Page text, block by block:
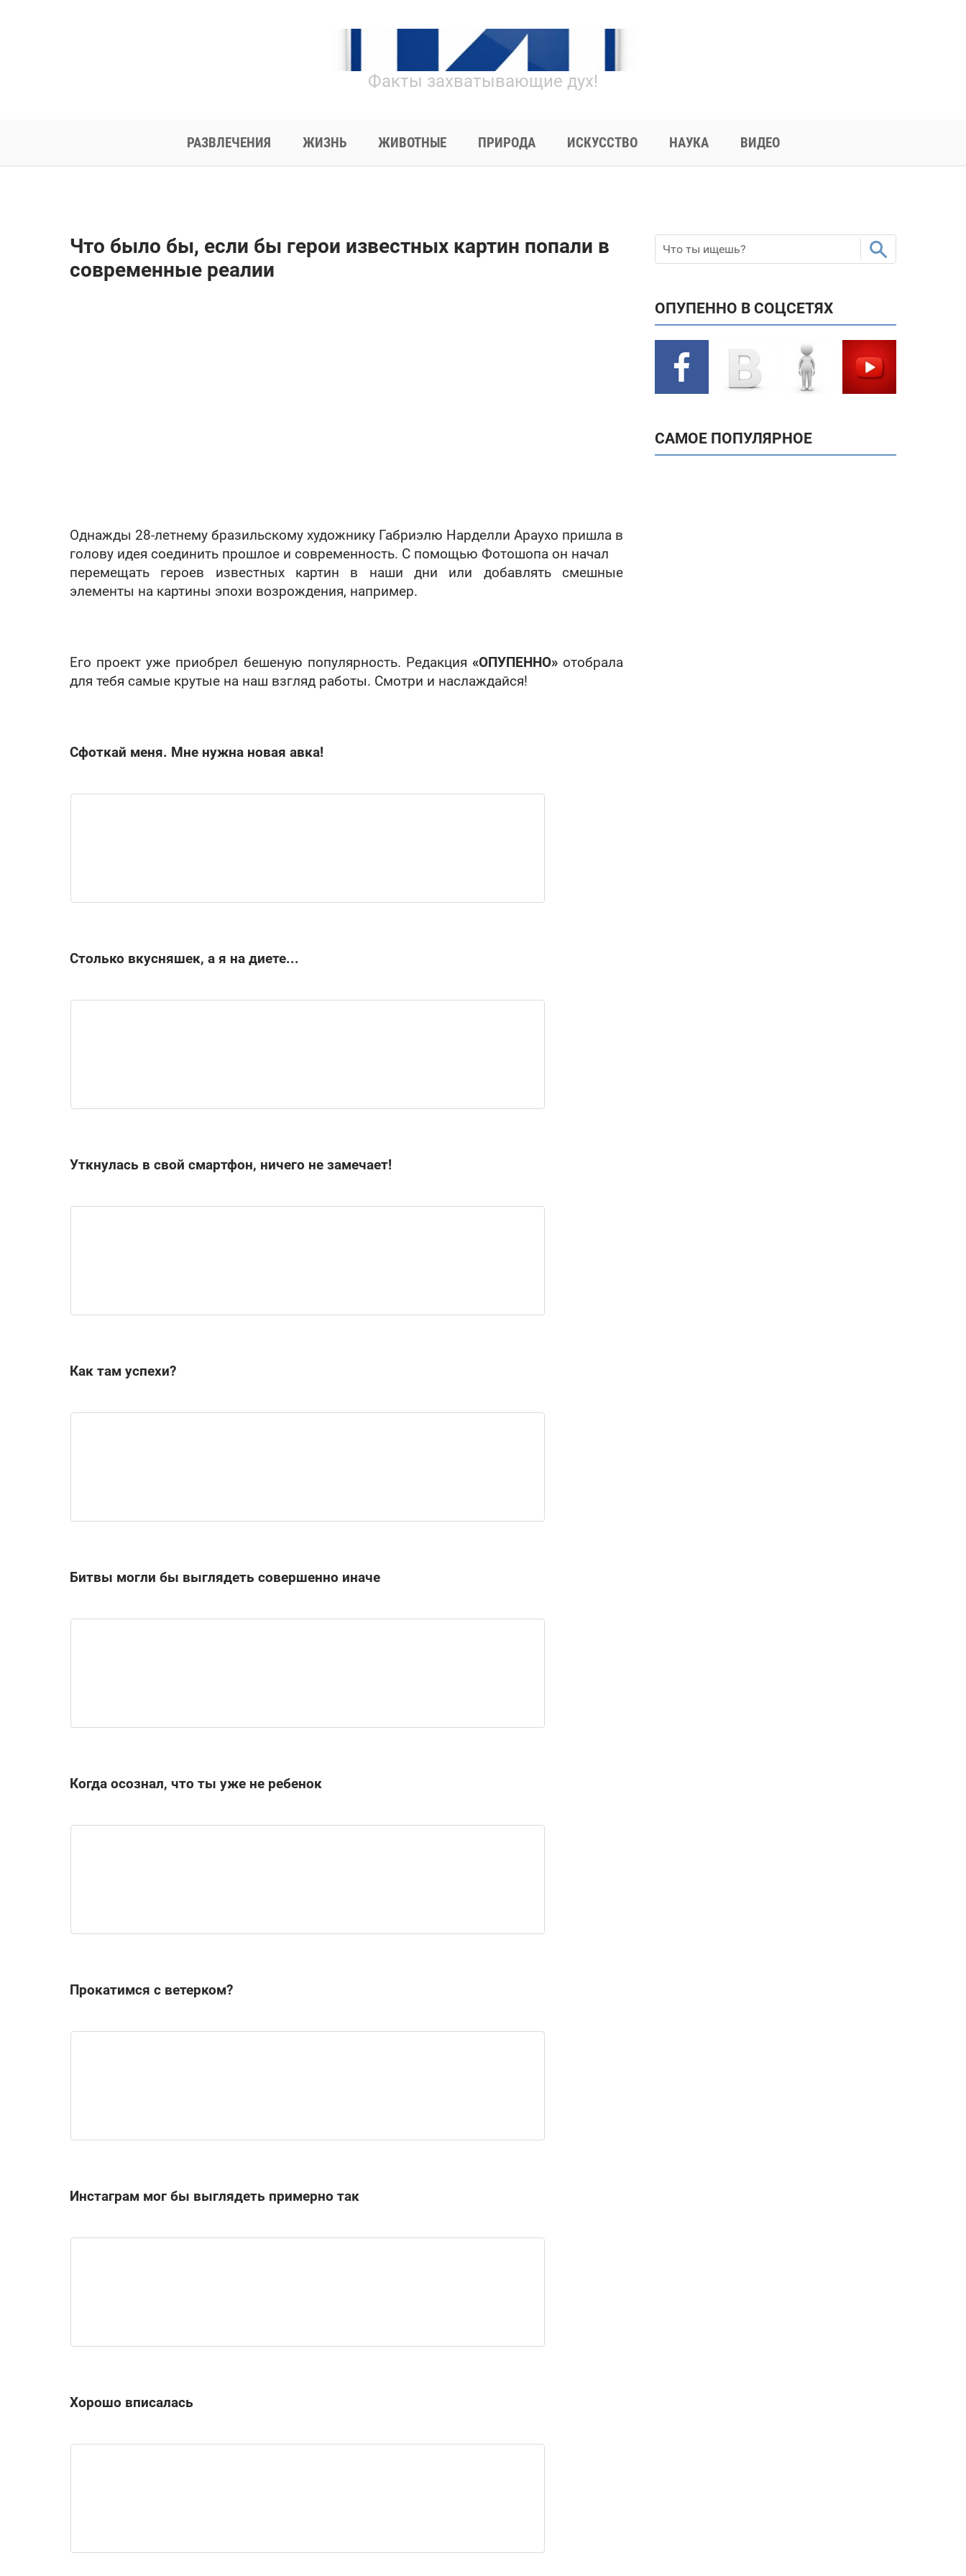
Факты захватывающие дух!
РАЗВЛЕЧЕНИЯ ЖИЗНЬ ЖИВОТНЫЕ ПРИРОДА ИСКУССТВО НАУКА ВИДЕО
Что было бы, если бы герои известных картин попали в
современные реалии
Однажды 28-летнему бразильскому художнику Габриэлю Нарделли Араухо пришла в
голову идея соединить прошлое и современность. С помощью Фотошопа он начал
перемещать героев известных картин в наши дни или добавлять смешные
элементы на картины эпохи возрождения, например.
Его проект уже приобрел бешеную популярность. Редакция «ОПУПЕННО»отобрала
для тебя самые крутые на наш взгляд работы. Смотри и наслаждайся!
Сфоткай меня. Мне нужна новая авка!
Столько вкусняшек, а я на диете...
Уткнулась в свой смартфон, ничего не замечает!
Как там успехи?
Битвы могли бы выглядеть совершенно иначе
Когда осознал, что ты уже не ребенок
Прокатимся с ветерком?
Инстаграм мог бы выглядеть примерно так
Хорошо вписалась
ОПУПЕННО В СОЦСЕТЯХ
САМОЕ ПОПУЛЯРНОЕ